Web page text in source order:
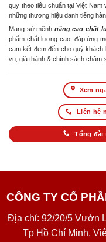
quy theo tiêu chuẩn tại Việt Nam
những thương hiệu danh tiếng
Mang sứ mệnh nâng cao chất
phẩm chất lượng cao, đáp ứng
cam kết đem đến cho quý
vụ, giá thành & chính sách chăm
Xem
Liên hệ
Tổng đài
CÔNG TY CỔ
Địa chỉ: 92/20/5 Vườn
Tp Hồ Chí Minh,